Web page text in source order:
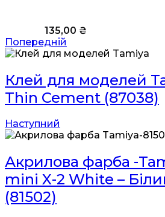
135,00 ₴
Попередній
Клей для моделей
Thin Cement (87038)
Наступний
Акрилова фарба -
mini X-2 White –
(81502)